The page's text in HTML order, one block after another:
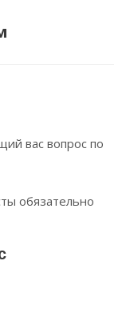
вас вопрос по
обязательно